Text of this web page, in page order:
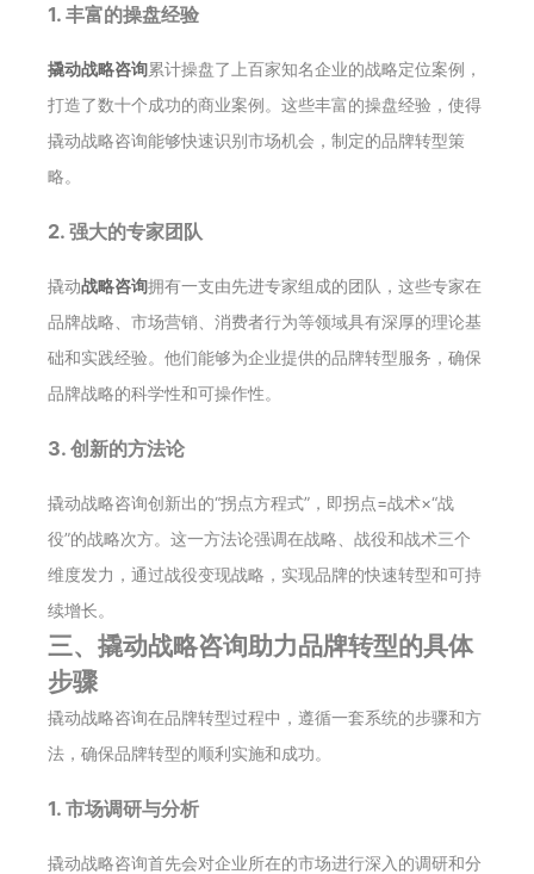
1. 丰富的操盘经验
撬动战略咨询累计操盘了上百家知名企业的战略定位案例，
打造了数十个成功的商业案例。这些丰富的操盘经验，使得
撬动战略咨询能够快速识别市场机会，制定的品牌转型策
略。
2. 强大的专家团队
撬动战略咨询拥有一支由先进专家组成的团队，这些专家在
品牌战略、市场营销、消费者行为等领域具有深厚的理论基
础和实践经验。他们能够为企业提供的品牌转型服务，确保
品牌战略的科学性和可操作性。
3. 创新的方法论
撬动战略咨询创新出的“拐点方程式”，即拐点=战术×“战
役”的战略次方。这一方法论强调在战略、战役和战术三个
维度发力，通过战役变现战略，实现品牌的快速转型和可持
续增长。
三、撬动战略咨询助力品牌转型的具体
步骤
撬动战略咨询在品牌转型过程中，遵循一套系统的步骤和方
法，确保品牌转型的顺利实施和成功。
1. 市场调研与分析
撬动战略咨询首先会对企业所在的市场进行深入的调研和分